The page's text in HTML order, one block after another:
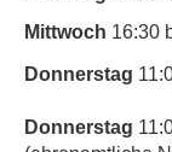
Mittwoch 16:30
Donnerstag
Donnerstag